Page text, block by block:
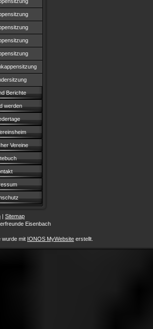
Berichte
werden
Vereine
| Sitemap
Eisenbach
wurde mit IONOS MyWebsite erstellt.